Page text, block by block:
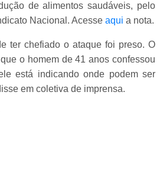
de alimentos saudáveis, pelo
Nacional. Acesse aqui a nota.
ter chefiado o ataque foi preso. O
o homem de 41 anos confessou
está indicando onde podem ser
em coletiva de imprensa.